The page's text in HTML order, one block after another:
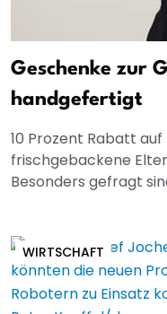
Geschenke zur
handgefertigt
10 Prozent Rabatt
frischgebackene
Besonders gefragt
WIRTSCHAFT